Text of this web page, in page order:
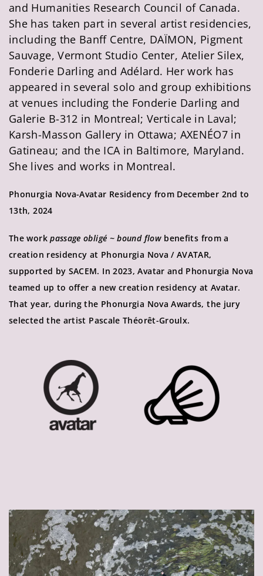
and Humanities Research Council of Canada.
She has taken part in several artist residencies,
including the Banff Centre, DAÏMON, Pigment
Sauvage, Vermont Studio Center, Atelier Silex,
Fonderie Darling and Adélard. Her work has
appeared in several solo and group exhibitions
at venues including the Fonderie Darling and
Galerie B-312 in Montreal; Verticale in Laval;
Karsh-Masson Gallery in Ottawa; AXENÉO7 in
Gatineau; and the ICA in Baltimore, Maryland.
She lives and works in Montreal.
Phonurgia Nova-Avatar Residency from December 2nd to
13th, 2024
The workpassage obligé ~ bound flowbenefits from a
creation residency at Phonurgia Nova / AVATAR,
supported by SACEM. In 2023, Avatar and Phonurgia Nova
teamed up to offer a new creation residency at Avatar.
That year, during the Phonurgia Nova Awards, the jury
selected the artist Pascale Théorêt-Groulx.